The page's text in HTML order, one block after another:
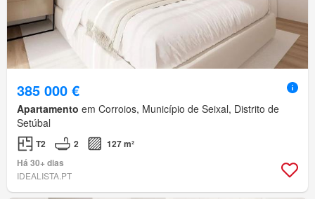
385 000 €
Apartamento em Corroios, Município de Seixal, Distrito de
Setúbal
T2 2
127 m²
Há 30+ dias
IDEALISTA.PT